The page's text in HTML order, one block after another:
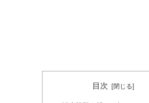
目次